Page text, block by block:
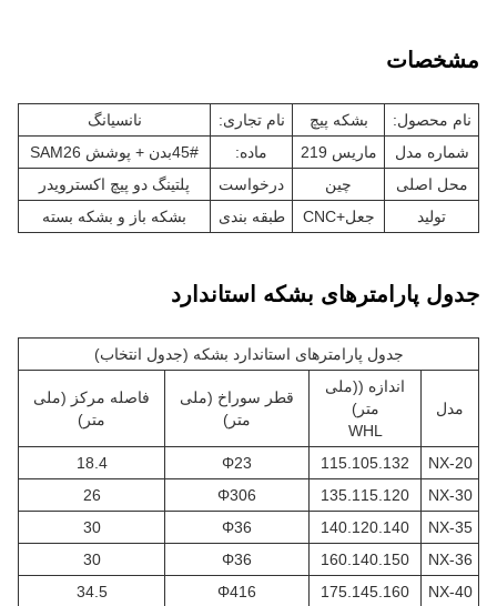
مشخصات
نام محصول: بشکه پیچ نام تجاری:
نانسیانگ
شماره مدل
ماريس 219 ماده:
45#بدن + پوشش SAM26
محل اصلی
چین درخواست
پلتینگ دو پیچ اکسترویدر
تولید
جعل+CNC طبقه بندی بشکه باز و بشکه بسته
جدول پارامترهای بشکه استاندارد
جدول پارامترهای استاندارد بشکه (جدول انتخاب)
مدل
اندازه ((ملی
متر)
WHL
قطر سوراخ (ملی
متر)
فاصله مرکز (ملی
متر)
NX-20
115.105.132
Φ23
18.4
NX-30
135.115.120
Φ306
26
NX-35
140.120.140
Φ36
30
NX-36
160.140.150
Φ36
30
NX-40
175.145.160
Φ416
34.5